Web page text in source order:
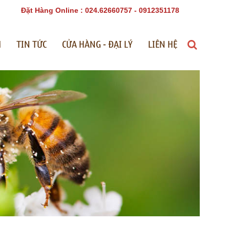
Đặt Hàng Online : 024.62660757 - 0912351178
TIN TỨC CỬA HÀNG - ĐẠI LÝ LIÊN HỆ